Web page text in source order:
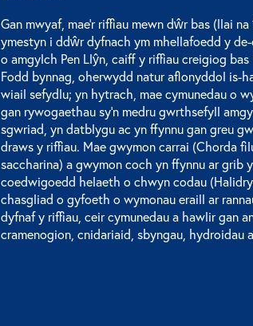
Gan mwyaf, mae’r riffiau mewn dŵr bas (llai
ymestyn i ddŵr dyfnach ym mhellafoedd y
o amgylch Pen Llŷn, caiff y riffiau creigiog
Fodd bynnag, oherwydd natur aflonyddol is-
wiail sefydlu; yn hytrach, mae cymunedau o
gan rywogaethau sy’n medru gwrthsefyll
sgwriad, yn datblygu ac yn ffynnu gan greu
draws y riffiau. Mae gwymon carrai (Chorda
saccharina) a gwymon coch yn ffynnu ar grib
coedwigoedd helaeth o chwyn codau
chasgliad o gyfoeth o wymonau eraill ar
dyfnaf y riffiau, ceir cymunedau a hawlir gan
cramenogion, cnidariaid, sbyngau, hydroidau